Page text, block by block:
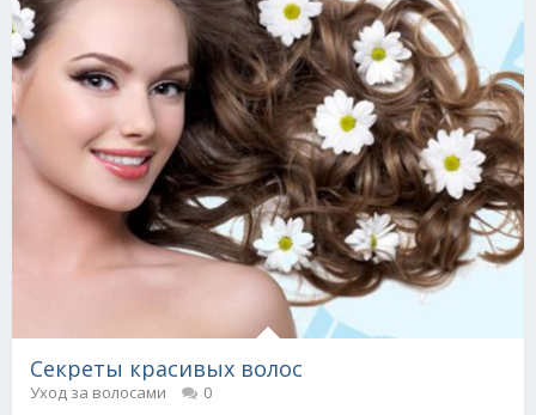
Секреты красивых волос
Уход за волосами 0